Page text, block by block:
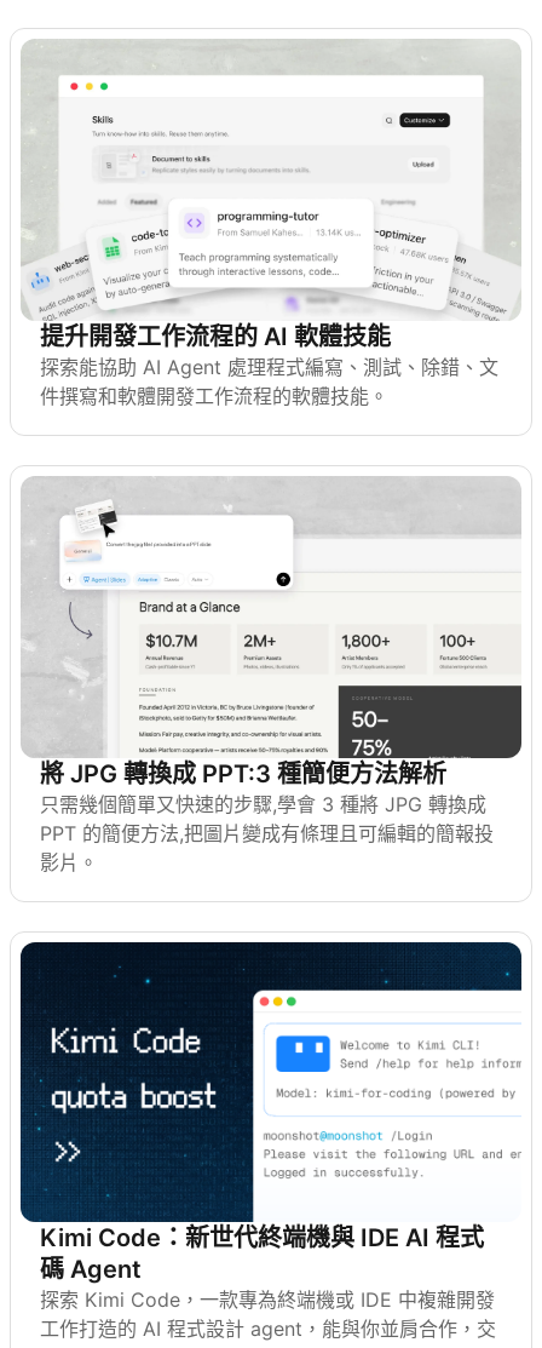
提升開發工作流程的 AI 軟體技能
探索能協助 AI Agent 處理程式編寫、測試、除錯、文
件撰寫和軟體開發工作流程的軟體技能。
將 JPG 轉換成 PPT:3 種簡便方法解析
只需幾個簡單又快速的步驟,學會 3 種將 JPG 轉換成
PPT 的簡便方法,把圖片變成有條理且可編輯的簡報投
影片。
Kimi Code：新世代終端機與 IDE AI 程式
碼 Agent
探索 Kimi Code，一款專為終端機或 IDE 中複雜開發
工作打造的 AI 程式設計 agent，能與你並肩合作，交